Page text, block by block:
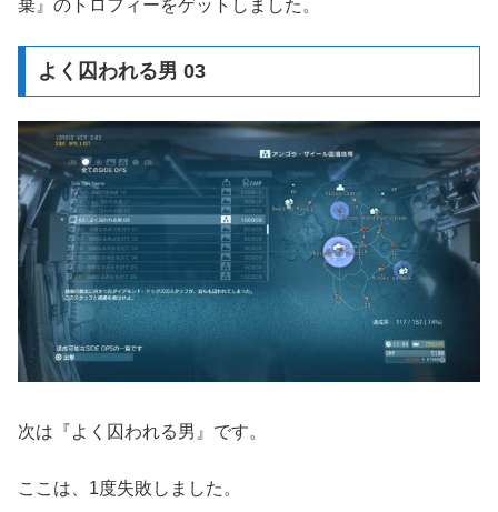
棄』のトロフィーをゲットしました。
よく囚われる男 03
次は『よく囚われる男』です。
ここは、1度失敗しました。